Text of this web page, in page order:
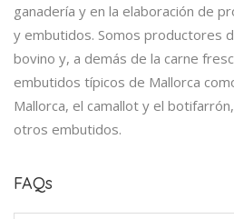
ganadería y en la elaboración de
y embutidos. Somos productores
bovino y, a demás de la carne
embutidos típicos de Mallorca
Mallorca, el camallot y el
otros embutidos.
FAQs